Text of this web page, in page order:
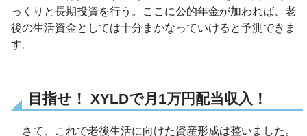
っくりと長期投資を行う。ここに公的年金が加われば、老
後の生活資金としては十分まかなっていけると予測できま
す。
目指せ！ XYLDで月1万円配当収入！
さて、これで老後生活に向けた資産形成は整いました。